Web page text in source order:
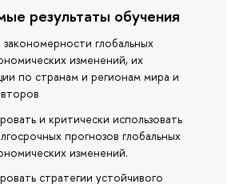
результаты обучения
закономерности глобальных
изменений, их
по странам и регионам мира и
и критически использовать
прогнозов глобальных
изменений.
стратегии устойчивого